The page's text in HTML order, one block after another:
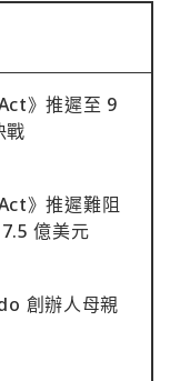
》推遲至 9
戰
》推遲難阻
億美元
創辦人母親